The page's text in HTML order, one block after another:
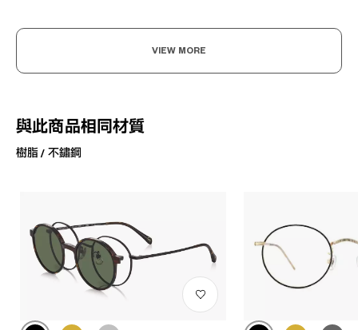
VIEW MORE
與此商品相同材質
樹脂 / 不鏽鋼